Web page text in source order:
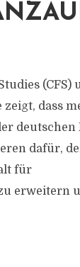
(CFS)
dass
dafür,
für
erweitern